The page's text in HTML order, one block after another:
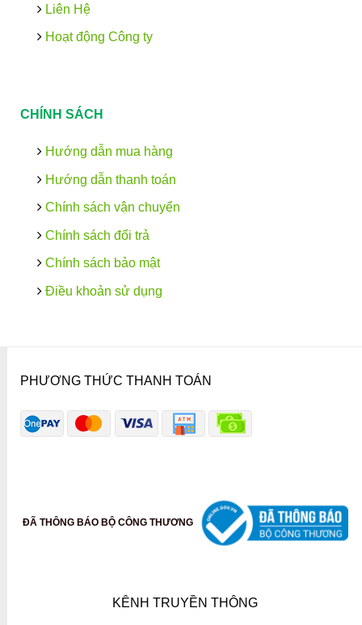
Liên Hệ
Hoạt động Công ty
CHÍNH SÁCH
Hướng dẫn mua hàng
Hướng dẫn thanh toán
Chính sách vận chuyển
Chính sách đổi trả
Chính sách bảo mật
Điều khoản sử dụng
PHƯƠNG THỨC THANH TOÁN
ĐÃ THÔNG BÁO BỘ CÔNG THƯƠNG
KÊNH TRUYỀN THÔNG